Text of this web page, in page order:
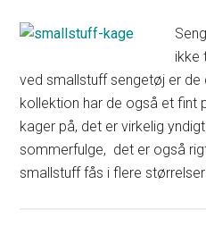
ikke
ved smallstuff sengetøj er de
kollektion har de også et fint
kager på, det er virkelig
sommerfulge, det er også
smallstuff fås i flere